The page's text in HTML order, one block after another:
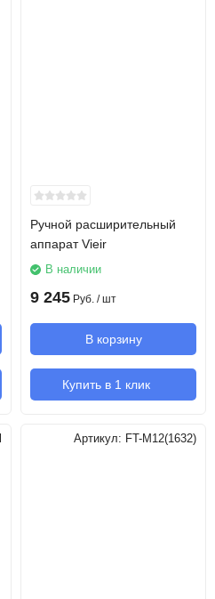
Ручной расширительный
аппарат Vieir
В наличии
9 245 Руб. / шт
В корзину
Купить в 1 клик
Артикул: FT-M12(1632)